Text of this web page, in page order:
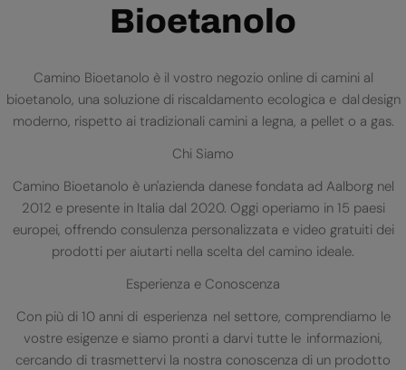
Bioetanolo
Camino Bioetanolo è il vostro negozio online di camini al
bioetanolo, una soluzione di riscaldamento ecologica e dal design
moderno, rispetto ai tradizionali camini a legna, a pellet o a gas.
Chi Siamo
Camino Bioetanolo è un'azienda danese fondata ad Aalborg nel
2012 e presente in Italia dal 2020. Oggi operiamo in 15 paesi
europei, offrendo consulenza personalizzata e video gratuiti dei
prodotti per aiutarti nella scelta del camino ideale.
Esperienza e Conoscenza
Con più di 10 anni di esperienza nel settore, comprendiamo le
vostre esigenze e siamo pronti a darvi tutte le informazioni,
cercando di trasmettervi la nostra conoscenza di un prodotto